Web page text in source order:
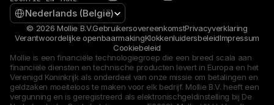
Select Language
Nederlands (België)
© 2026 Mollie B.V.GebruikersovereenkomstPrivacyverklaring
Verantwoordelijke openbaarmakingKlokkenluidersbeleidImpressum
Cookiebeleid
Mollie is een financiële technologiegroep die een breed scala aan
financiële diensten en technische producten levert in Europa en het
Verenigd Koninkrijk als onderdeel van onze missie om betalingen en
geldzaken moeiteloos te maken voor elk bedrijf. Mollie B.V. heeft een
vergunning en is geregistreerd als elektronischgeldinstelling bij De